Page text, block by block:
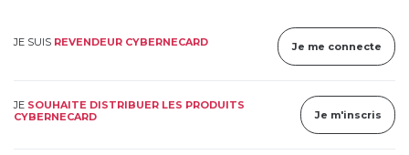
JE SUIS REVENDEUR CYBERNECARD Je me connecte
JE SOUHAITE DISTRIBUER LES PRODUITS
CYBERNECARD
Je m'inscris